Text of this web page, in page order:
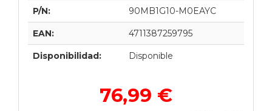
P/N: 90MB1G10-M0EAYC
EAN: 4711387259795
Disponibilidad: Disponible
76,99 €